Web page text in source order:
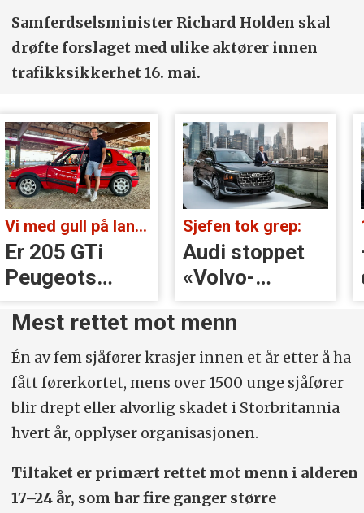
Samferdselsminister Richard Holden skal
drøfte forslaget med ulike aktører innen
trafikksikkerhet 16. mai.
Vi med gull på landsbygda:
Er 205 GTi
Peugeots
beste
øyeblikk?
Sjefen tok grep:
Audi stoppet
«Volvo-
håndtak» rett
før lansering
Mest rettet mot menn
Én av fem sjåfører krasjer innen et år etter å ha
fått førerkortet, mens over 1500 unge sjåfører
blir drept eller alvorlig skadet i Storbritannia
hvert år, opplyser organisasjonen.
Tiltaket er primært rettet mot menn i alderen
17–24 år, som har fire ganger større